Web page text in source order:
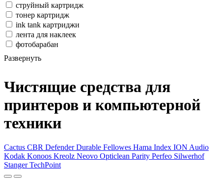
струйный картридж
тонер картридж
ink tank картриджи
лента для наклеек
фотобарабан
Развернуть
Чистящие средства для
принтеров и компьютерной
техники
Cactus CBR DefenderDurable Fellowes Hama Index ION Audio
Kodak Konoos Kreolz Neovo Opticlean Parity Perfeo Silwerhof
StangerTechPoint